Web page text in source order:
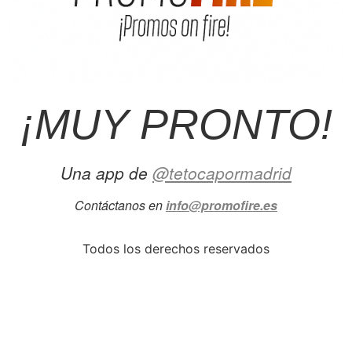
¡MUY PRONTO!
Una app de @tetocapormadrid
Contáctanos eninfo@promofire.es
Todos los derechos reservados